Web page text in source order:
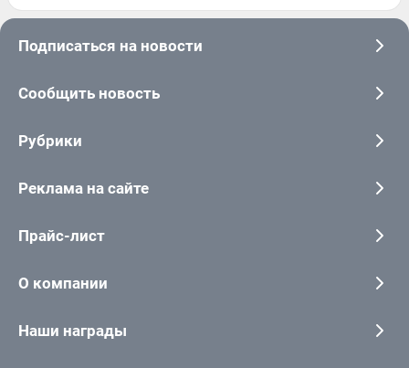
Подписаться на новости
Сообщить новость
Рубрики
Реклама на сайте
Прайс-лист
О компании
Наши награды